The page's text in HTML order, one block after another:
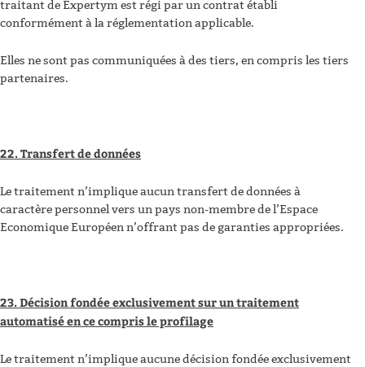
traitant de Expertym est régi par un contrat établi
conformément à la réglementation applicable.
Elles ne sont pas communiquées à des tiers, en compris les tiers
partenaires.
22. Transfert de données
Le traitement n’implique aucun transfert de données à
caractère personnel vers un pays non-membre de l’Espace
Economique Européen n’offrant pas de garanties appropriées.
23. Décision fondée exclusivement sur un traitement
automatisé en ce compris le profilage
Le traitement n’implique aucune décision fondée exclusivement